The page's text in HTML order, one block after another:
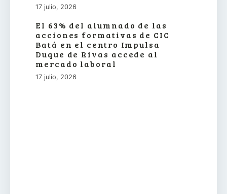
17 julio, 2026
El 63% del alumnado de las
acciones formativas de CIC
Batá en el centro Impulsa
Duque de Rivas accede al
mercado laboral
17 julio, 2026